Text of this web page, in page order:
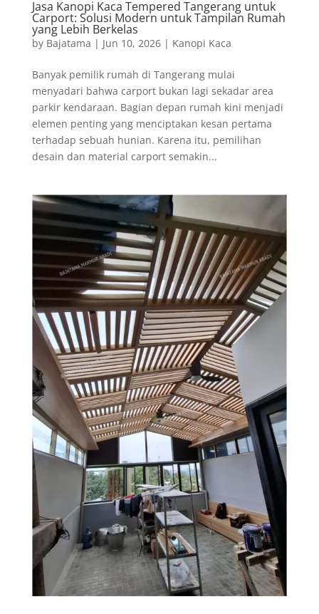
Jasa Kanopi Kaca Tempered Tangerang untuk
Carport: Solusi Modern untuk Tampilan Rumah
yang Lebih Berkelas
by Bajatama | Jun 10, 2026| Kanopi Kaca
Banyak pemilik rumah di Tangerang mulai
menyadari bahwa carport bukan lagi sekadar area
parkir kendaraan. Bagian depan rumah kini menjadi
elemen penting yang menciptakan kesan pertama
terhadap sebuah hunian. Karena itu, pemilihan
desain dan material carport semakin...